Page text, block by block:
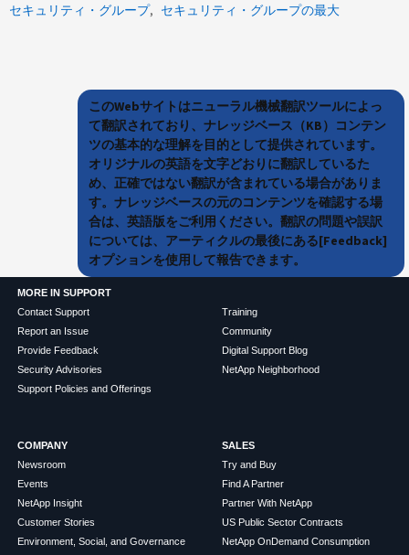
セキュリティ・グループ
セキュリティ・グループの最大
このWebサイトはニューラル機械翻訳ツールによっ
て翻訳されており、ナレッジベース（KB）コンテン
ツの基本的な理解を目的として提供されています。
オリジナルの英語を文字どおりに翻訳しているた
め、正確ではない翻訳が含まれている場合がありま
す。ナレッジベースの元のコンテンツを確認する場
合は、英語版をご利用ください。翻訳の問題や誤訳
については、アーティクルの最後にある[Feedback]
オプションを使用して報告できます。
MORE IN SUPPORT
Contact Support
Report an Issue
Provide Feedback
Security Advisories
Support Policies and Offerings
Training
Community
Digital Support Blog
NetApp Neighborhood
COMPANY
Newsroom
Events
NetApp Insight
Customer Stories
Environment, Social, and Governance
SALES
Try and Buy
Find A Partner
Partner With NetApp
US Public Sector Contracts
NetApp OnDemand Consumption